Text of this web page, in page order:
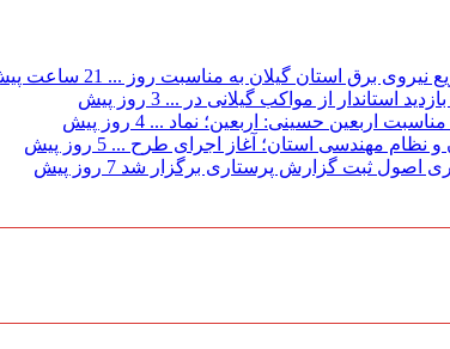
نیروی برق استان گیلان به مناسبت روز ... 21 ساعت پیش
استاندار از مواکب گیلانی در ... 3 روز پیش
مناسبت اربعین حسینی: اربعین؛ نماد ... 4 روز پیش
و نظام مهندسی استان؛ آغاز اجرای طرح ... 5 روز پیش
اصول ثبت گزارش پرستاری برگزار شد 7 روز پیش